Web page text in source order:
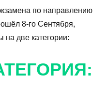
по направлению
8-го Сентября,
на две категории: